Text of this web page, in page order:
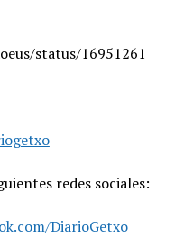
status/16951261
redes sociales:
DiarioGetxo